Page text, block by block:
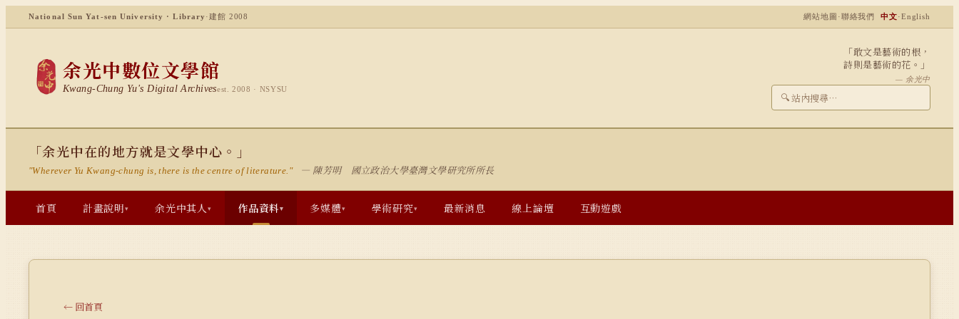
National Sun Yat-sen University · Library ·建館 2008 網站地圖 ·聯絡我們 中文·English
余光中數位文學館
Kwang-Chung Yu's Digital Archivesest. 2008 · NSYSU
「敢文是藝術的根，
詩則是藝術的花。」
— 余光中
🔍
「余光中在的地方就是文學中心。」
"Wherever Yu Kwang-chung is, there is the centre of literature." — 陳芳明 國立政治大學臺灣文學研究所所長
首頁 計畫說明▾ 余光中其人▾ 作品資料▾ 多媒體▾ 學術研究▾ 最新消息 線上論壇 互動遊戲
← 回首頁